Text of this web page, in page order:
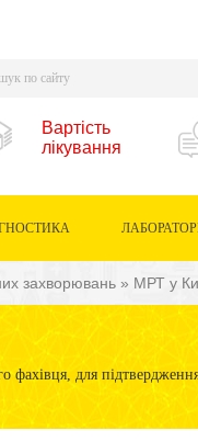
Вартість
лікування
захворювань » МРТ у
фахівця, для